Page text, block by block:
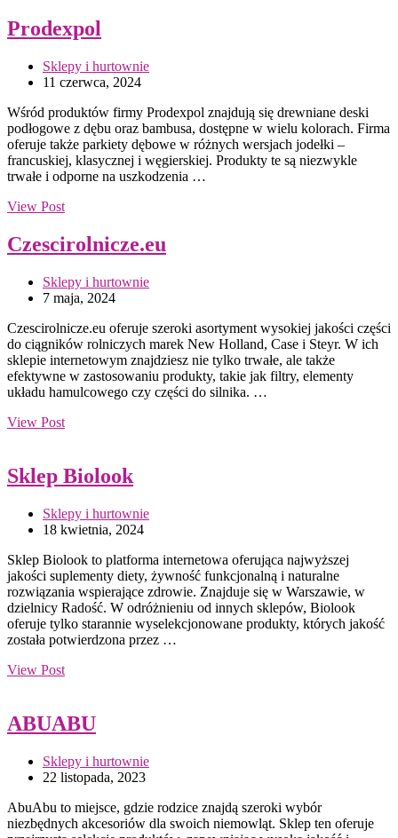
Prodexpol
Sklepy i hurtownie
11 czerwca, 2024
Wśród produktów firmy Prodexpol znajdują się drewniane deski
podłogowe z dębu oraz bambusa, dostępne w wielu kolorach. Firma
oferuje także parkiety dębowe w różnych wersjach jodełki –
francuskiej, klasycznej i węgierskiej. Produkty te są niezwykle
trwałe i odporne na uszkodzenia …
View Post
Czescirolnicze.eu
Sklepy i hurtownie
7 maja, 2024
Czescirolnicze.eu oferuje szeroki asortyment wysokiej jakości części
do ciągników rolniczych marek New Holland, Case i Steyr. W ich
sklepie internetowym znajdziesz nie tylko trwałe, ale także
efektywne w zastosowaniu produkty, takie jak filtry, elementy
układu hamulcowego czy części do silnika. …
View Post
Sklep Biolook
Sklepy i hurtownie
18 kwietnia, 2024
Sklep Biolook to platforma internetowa oferująca najwyższej
jakości suplementy diety, żywność funkcjonalną i naturalne
rozwiązania wspierające zdrowie. Znajduje się w Warszawie, w
dzielnicy Radość. W odróżnieniu od innych sklepów, Biolook
oferuje tylko starannie wyselekcjonowane produkty, których jakość
została potwierdzona przez …
View Post
ABUABU
Sklepy i hurtownie
22 listopada, 2023
AbuAbu to miejsce, gdzie rodzice znajdą szeroki wybór
niezbędnych akcesoriów dla swoich niemowląt. Sklep ten oferuje